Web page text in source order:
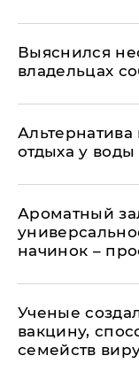
Выяснился
владельцах
отдыха у
Ароматный
начинок –
Ученые
вакцину,
семейств